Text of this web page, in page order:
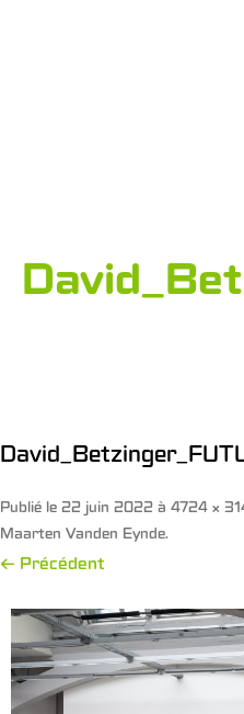
Publié le 22 juin 2022 à 4724 ×
Maarten Vanden Eynde.
← Précédent